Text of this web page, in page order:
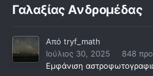
Γαλαξίας Ανδρομέδας
Από tryf_math
Ιούλιος 30, 2025
848
Εμφάνιση